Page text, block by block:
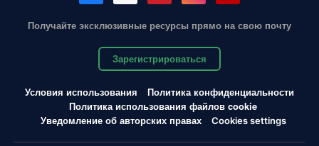
Получайте эксклюзивные ресурсы прямо на свою почту
Зарегистрироваться
Условия использования
Политика конфиденциальности
Политика использования файлов cookie
Уведомление об авторских правах
Cookies settings